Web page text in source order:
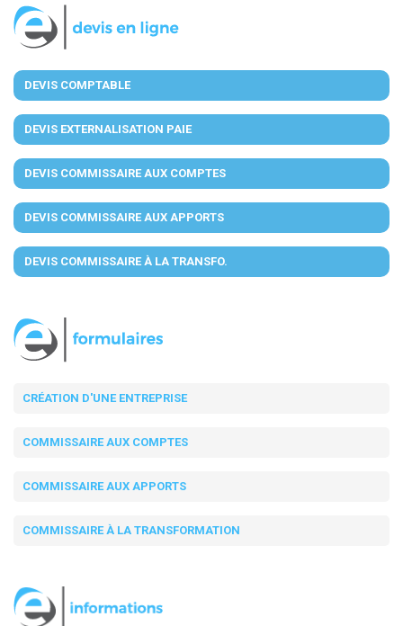
DEVIS COMPTABLE
DEVIS EXTERNALISATION PAIE
DEVIS COMMISSAIRE AUX COMPTES
DEVIS COMMISSAIRE AUX APPORTS
DEVIS COMMISSAIRE À LA TRANSFO.
CRÉATION D'UNE ENTREPRISE
COMMISSAIRE AUX COMPTES
COMMISSAIRE AUX APPORTS
COMMISSAIRE À LA TRANSFORMATION